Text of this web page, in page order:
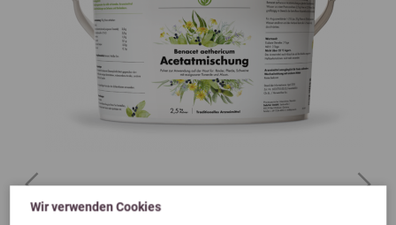
Wir verwenden Cookies
Previous Next